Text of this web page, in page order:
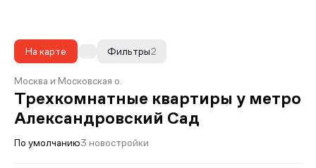
На карте 2
Фильтры
Москва и Московская о.
Трехкомнатные квартиры у метро
Александровский Сад
По умолчанию3 новостройки